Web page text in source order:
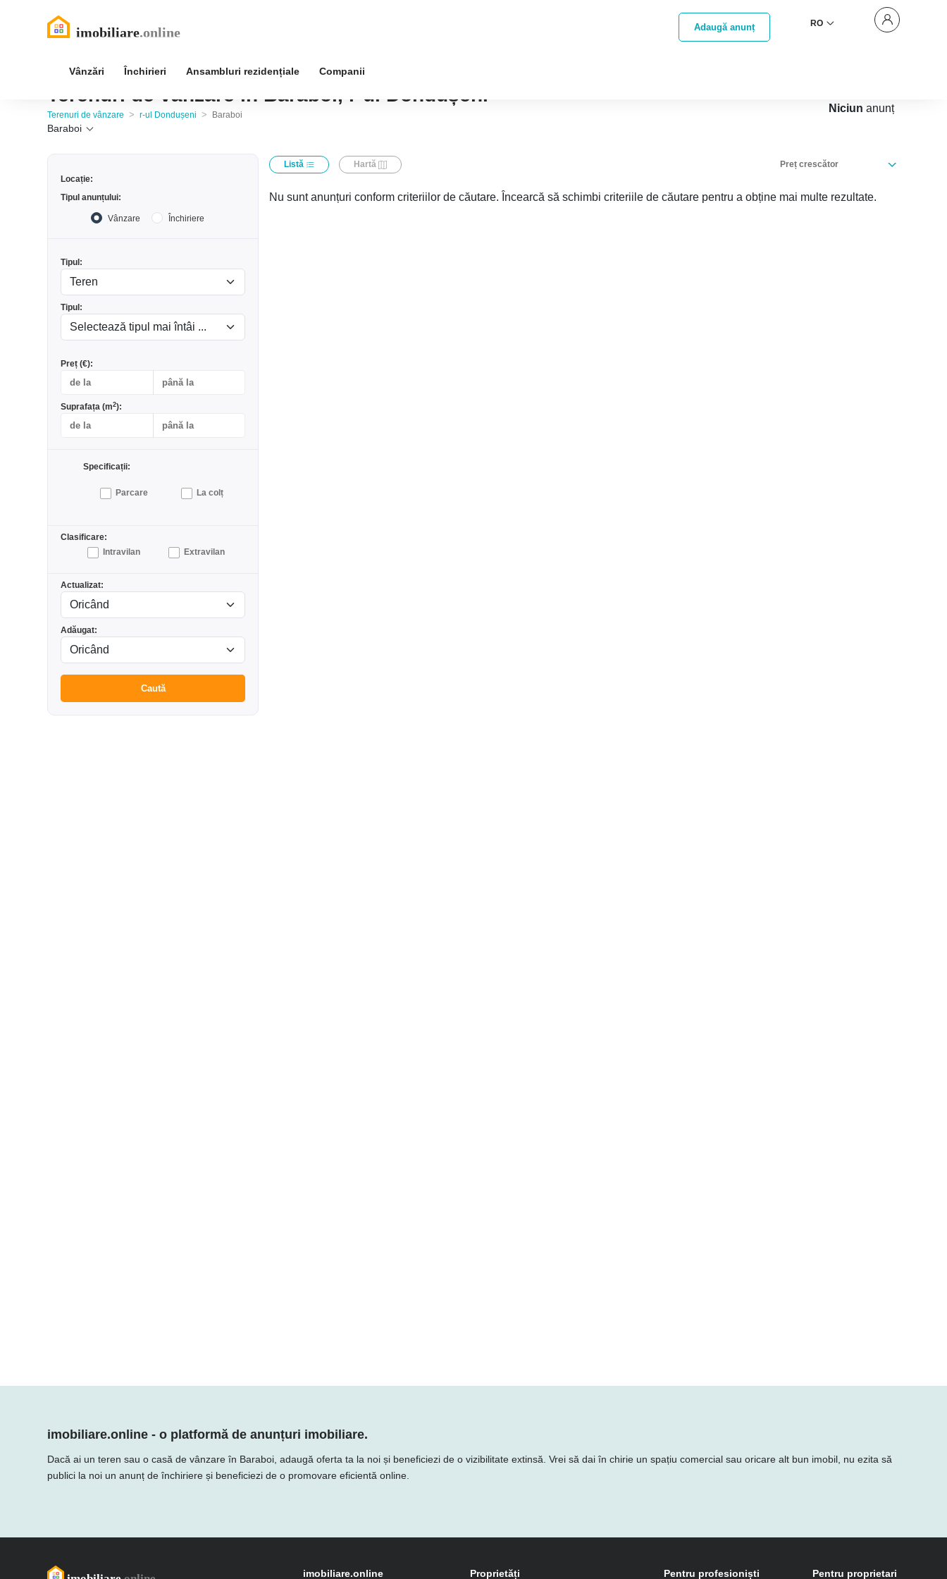
Adaugă anunț RO
Vânzări Închirieri Ansambluri rezidențiale Companii
Terenuri de vânzare în Baraboi, r-ul Dondușeni
Terenuri de vânzare > r-ul Dondușeni > Baraboi
Baraboi
Niciun anunț
Locație:
Tipul anunțului:
Vânzare Închiriere
Tipul:
Tipul:
Preț (€):
Suprafața (m2):
Specificații:
Parcare La colț
Clasificare:
Intravilan
Extravilan
Actualizat:
Adăugat:
Caută
Listă Hartă Preț crescător
Nu sunt anunțuri conform criteriilor de căutare. Încearcă să schimbi criteriile de căutare pentru a obține mai multe rezultate.
imobiliare.online - o platformă de anunțuri imobiliare.
Dacă ai un teren sau o casă de vânzare în Baraboi, adaugă oferta ta la noi și beneficiezi de o vizibilitate extinsă. Vrei să dai în chirie un spațiu comercial sau oricare alt bun imobil, nu ezita să
publici la noi un anunț de închiriere și beneficiezi de o promovare eficientă online.
imobiliare.online Proprietăți Pentru profesioniști Pentru proprietari